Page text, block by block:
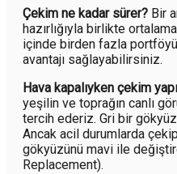
Çekim ne kadar sürer? Bir
hazırlığıyla birlikte ortalama
içinde birden fazla
avantajı sağlayabilirsiniz.
Hava kapalıyken çekim
yeşilin ve toprağın canlı
tercih ederiz. Gri bir
Ancak acil durumlarda
gökyüzünü mavi ile
Replacement).